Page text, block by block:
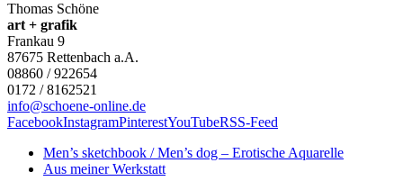
Thomas Schöne
art + grafik
Frankau 9
87675 Rettenbach a.A.
08860 / 922654
0172 / 8162521
info@schoene-online.de
FacebookInstagramPinterestYouTubeRSS-Feed
Men’s sketchbook / Men’s dog – Erotische Aquarelle
Aus meiner Werkstatt